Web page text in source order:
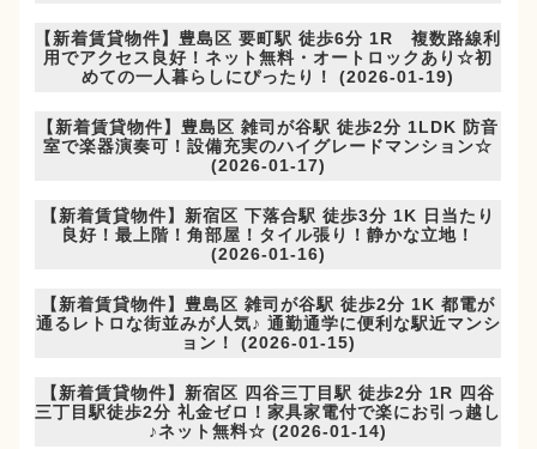
【新着賃貸物件】豊島区 要町駅 徒歩6分 1R 複数路線利
用でアクセス良好！ネット無料・オートロックあり☆初
めての一人暮らしにぴったり！ (2026-01-19)
【新着賃貸物件】豊島区 雑司が谷駅 徒歩2分 1LDK 防音
室で楽器演奏可！設備充実のハイグレードマンション☆
(2026-01-17)
【新着賃貸物件】新宿区 下落合駅 徒歩3分 1K 日当たり
良好！最上階！角部屋！タイル張り！静かな立地！
(2026-01-16)
【新着賃貸物件】豊島区 雑司が谷駅 徒歩2分 1K 都電が
通るレトロな街並みが人気♪ 通勤通学に便利な駅近マンシ
ョン！ (2026-01-15)
【新着賃貸物件】新宿区 四谷三丁目駅 徒歩2分 1R 四谷
三丁目駅徒歩2分 礼金ゼロ！家具家電付で楽にお引っ越し
♪ネット無料☆ (2026-01-14)